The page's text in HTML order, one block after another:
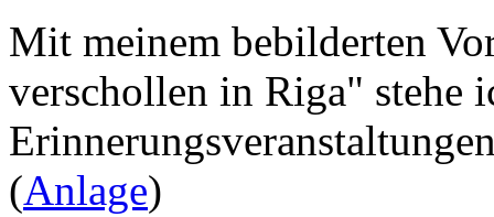
Mit meinem bebilderten
verschollen in Riga" stehe
(Anlage)